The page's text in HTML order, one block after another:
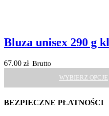
Bluza unisex 290 g
67.00 zł Brutto
WYBIERZ OPCJE
BEZPIECZNE PŁATNOŚCI